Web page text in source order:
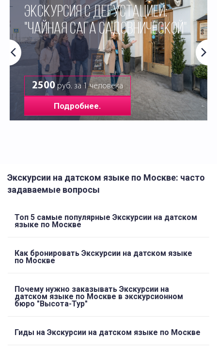
ЭКСКУРСИЯ С ДЕГУСТАЦИЕЙ:
"ЧАЙНАЯ САГА САДОВНИЧЕСКОЙ"
2500руб. за 1 человека
Подробнее.
Экскурсии на датском языке по Москве: часто
задаваемые вопросы
Топ 5 самые популярные Экскурсии на датском
языке по Москве
Как бронировать Экскурсии на датском языке
по Москве
Почему нужно заказывать Экскурсии на
датском языке по Москве в экскурсионном
бюро "Высота-Тур"
Гиды на Экскурсии на датском языке по Москве